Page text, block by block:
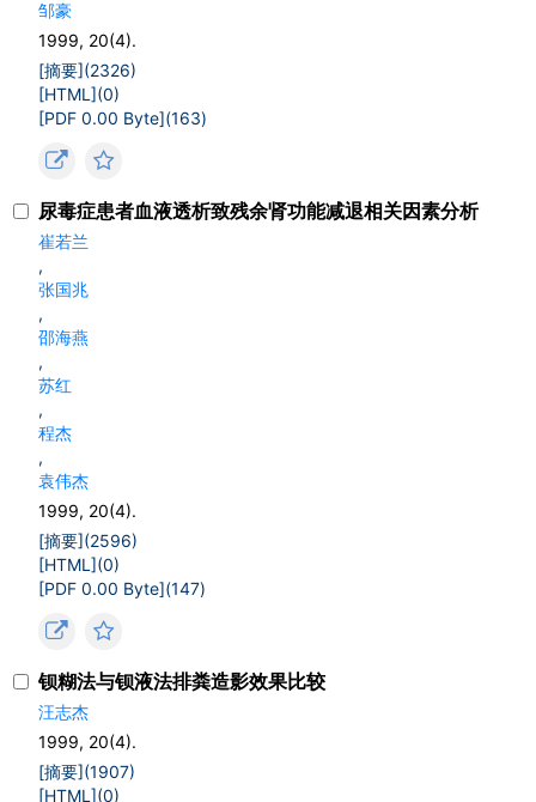
邹豪
1999, 20(4).
[摘要](2326)
[HTML](0)
[PDF 0.00 Byte](163)
尿毒症患者血液透析致残余肾功能减退相关因素分析
崔若兰
,
张国兆
,
邵海燕
,
苏红
,
程杰
,
袁伟杰
1999, 20(4).
[摘要](2596)
[HTML](0)
[PDF 0.00 Byte](147)
钡糊法与钡液法排粪造影效果比较
汪志杰
1999, 20(4).
[摘要](1907)
[HTML](0)